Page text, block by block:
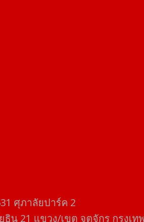
ศุภาลัยปาร์ค​ 2
น​ 21​ แขวง/เขต​ จตุจักร​ กรุงเท